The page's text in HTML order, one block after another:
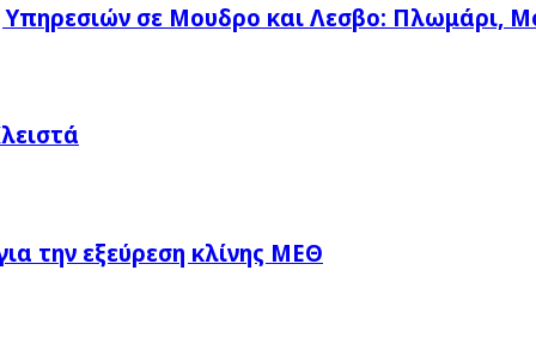
Υπηρεσιών σε Μουδρο και Λεσβο: Πλωμάρι,
την εξεύρεση κλίνης ΜΕΘ